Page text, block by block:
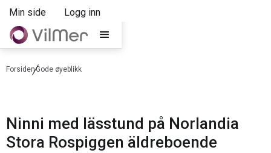
Min side Logg inn
ForsidenGode øyeblikk
Ninni med lässtund på Norlandia
Stora Rospiggen äldreboende